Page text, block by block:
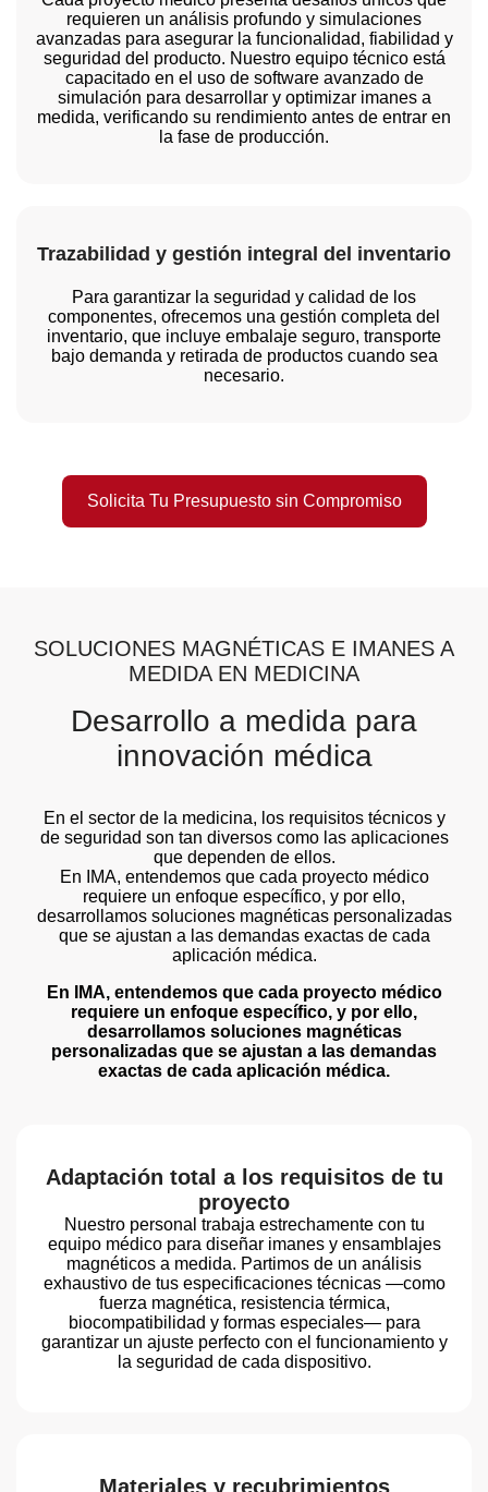
requieren un análisis profundo y simulaciones
avanzadas para asegurar la funcionalidad, fiabilidad y
seguridad del producto. Nuestro equipo técnico está
capacitado en el uso de software avanzado de
simulación para desarrollar y optimizar imanes a
medida, verificando su rendimiento antes de entrar en
la fase de producción.
Trazabilidad y gestión integral del inventario
Para garantizar la seguridad y calidad de los
componentes, ofrecemos una gestión completa del
inventario, que incluye embalaje seguro, transporte
bajo demanda y retirada de productos cuando sea
necesario.
Solicita Tu Presupuesto sin Compromiso
SOLUCIONES MAGNÉTICAS E IMANES A
MEDIDA EN MEDICINA
Desarrollo a medida para
innovación médica
En el sector de la medicina, los requisitos técnicos y
de seguridad son tan diversos como las aplicaciones
que dependen de ellos.
En IMA, entendemos que cada proyecto médico
requiere un enfoque específico, y por ello,
desarrollamos soluciones magnéticas personalizadas
que se ajustan a las demandas exactas de cada
aplicación médica.
En IMA, entendemos que cada proyecto médico
requiere un enfoque específico, y por ello,
desarrollamos soluciones magnéticas
personalizadas que se ajustan a las demandas
exactas de cada aplicación médica.
Adaptación total a los requisitos de tu
proyecto
Nuestro personal trabaja estrechamente con tu
equipo médico para diseñar imanes y ensamblajes
magnéticos a medida. Partimos de un análisis
exhaustivo de tus especificaciones técnicas —como
fuerza magnética, resistencia térmica,
biocompatibilidad y formas especiales— para
garantizar un ajuste perfecto con el funcionamiento y
la seguridad de cada dispositivo.
Materiales y recubrimientos